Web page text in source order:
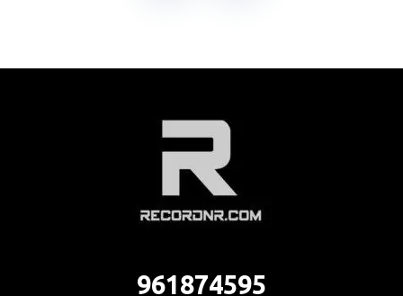
961874595